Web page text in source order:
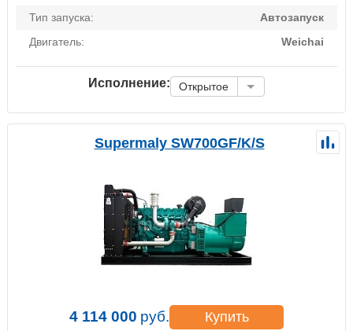
Тип запуска:
Автозапуск
Двигатель:
Weichai
Исполнение: Открытое
Supermaly SW700GF/K/S
4 114 000 руб. Купить